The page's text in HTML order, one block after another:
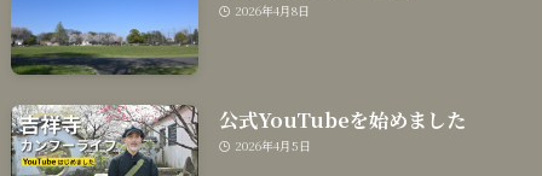
2026年4月8日
公式YouTubeを始めました
2026年4月5日